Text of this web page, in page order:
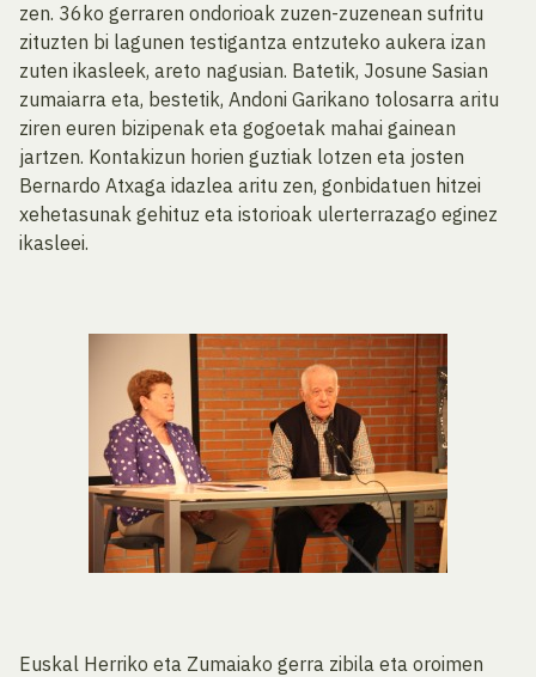
zen. 36ko gerraren ondorioak zuzen-zuzenean sufritu
zituzten bi lagunen testigantza entzuteko aukera izan
zuten ikasleek, areto nagusian. Batetik, Josune Sasian
zumaiarra eta, bestetik, Andoni Garikano tolosarra aritu
ziren euren bizipenak eta gogoetak mahai gainean
jartzen. Kontakizun horien guztiak lotzen eta josten
Bernardo Atxaga idazlea aritu zen, gonbidatuen hitzei
xehetasunak gehituz eta istorioak ulerterrazago eginez
ikasleei.
Euskal Herriko eta Zumaiako gerra zibila eta oroimen